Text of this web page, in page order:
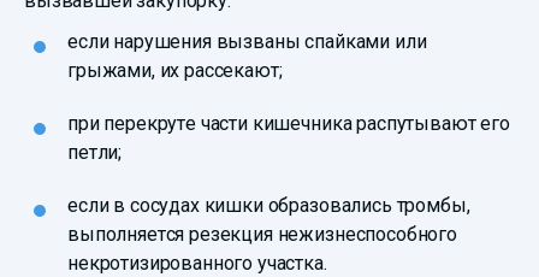
если нарушения вызваны спайками или
грыжами, их рассекают;
при перекруте части кишечника распутывают его
петли;
если в сосудах кишки образовались тромбы,
выполняется резекция нежизнеспособного
некротизированного участка.